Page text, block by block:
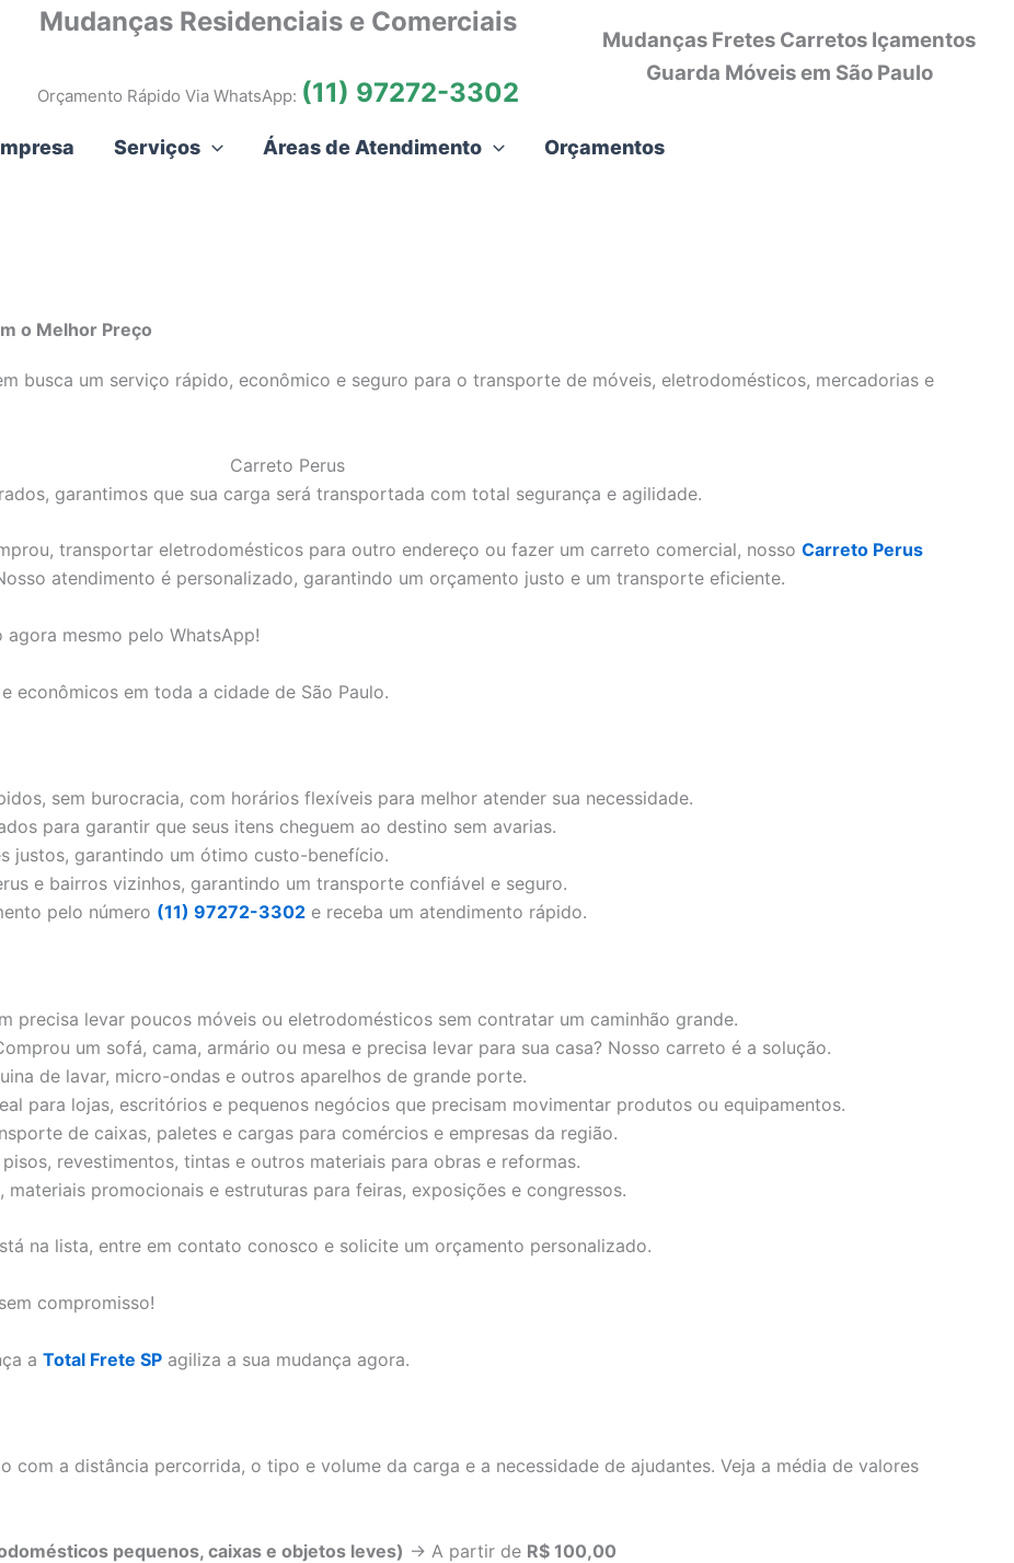
Mudanças Residenciais e Comerciais
Orçamento Rápido Via WhatsApp: (11) 97272-3302
Mudanças Fretes Carretos Içamentos
Guarda Móveis em São Paulo
Serviços Áreas de Atendimento Orçamentos
o Melhor Preço
busca um serviço rápido, econômico e seguro para o transporte de móveis, eletrodomésticos, mercadorias e
garantimos que sua carga será transportada com total segurança e agilidade.
transportar eletrodomésticos para outro endereço ou fazer um carreto comercial, nosso Carreto Perus
atendimento é personalizado, garantindo um orçamento justo e um transporte eficiente.
mesmo pelo WhatsApp!
econômicos em toda a cidade de São Paulo.
sem burocracia, com horários flexíveis para melhor atender sua necessidade.
para garantir que seus itens cheguem ao destino sem avarias.
justos, garantindo um ótimo custo-benefício.
e bairros vizinhos, garantindo um transporte confiável e seguro.
pelo número (11) 97272-3302 e receba um atendimento rápido.
precisa levar poucos móveis ou eletrodomésticos sem contratar um caminhão grande.
um sofá, cama, armário ou mesa e precisa levar para sua casa? Nosso carreto é a solução.
de lavar, micro-ondas e outros aparelhos de grande porte.
para lojas, escritórios e pequenos negócios que precisam movimentar produtos ou equipamentos.
de caixas, paletes e cargas para comércios e empresas da região.
revestimentos, tintas e outros materiais para obras e reformas.
materiais promocionais e estruturas para feiras, exposições e congressos.
na lista, entre em contato conosco e solicite um orçamento personalizado.
compromisso!
a Total Frete SP agiliza a sua mudança agora.
com a distância percorrida, o tipo e volume da carga e a necessidade de ajudantes. Veja a média de valores
pequenos, caixas e objetos leves) → A partir de R$ 100,00